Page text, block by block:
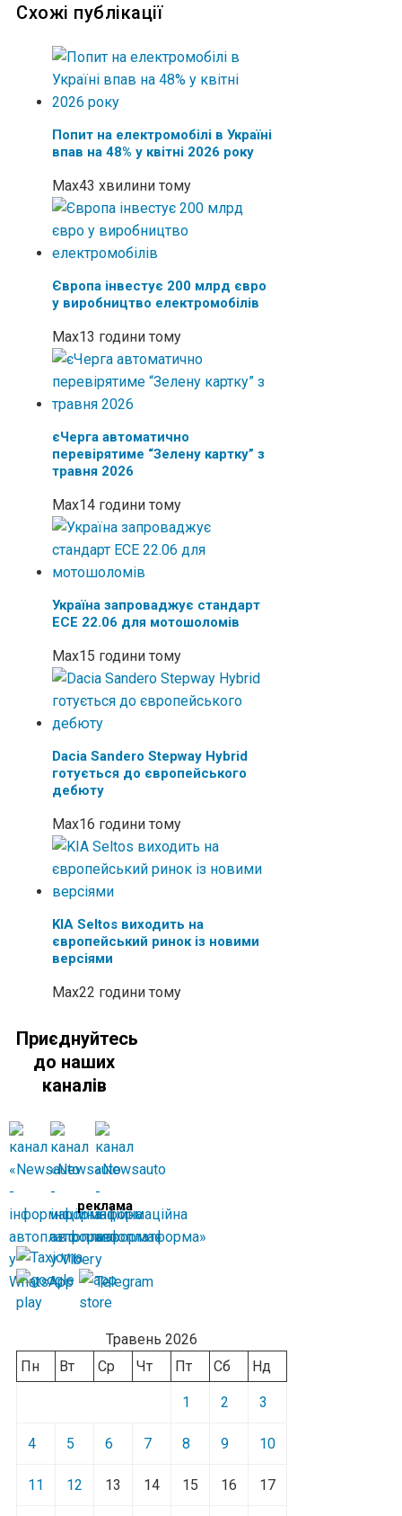
Схожі публікації
Попит на електромобілі в Україні
впав на 48% у квітні 2026 року
Max43 хвилини тому
Європа інвестує 200 млрд євро
у виробництво електромобілів
Max13 години тому
єЧерга автоматично
перевірятиме “Зелену картку” з
травня 2026
Max14 години тому
Україна запроваджує стандарт
ECE 22.06 для мотошоломів
Max15 години тому
Dacia Sandero Stepway Hybrid
готується до європейського
дебюту
Max16 години тому
KIA Seltos виходить на
європейський ринок із новими
версіями
Max22 години тому
Приєднуйтесь
до наших
каналів
реклама
Травень 2026
Пн
Вт Ср Чт Пт Сб Нд
1 2 3
4 5 6 7 8 9 10
11 12 13 14 15 16 17